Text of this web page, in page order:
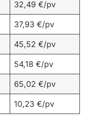
32,49 €/pv
37,93 €/pv
45,52 €/pv
54,18 €/pv
65,02 €/pv
10,23 €/pv